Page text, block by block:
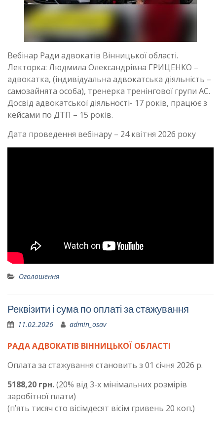
Вебінар Ради адвокатів Вінницької області.
Лекторка: Людмила Олександрівна ГРИЦЕНКО –
адвокатка, (індивідуальна адвокатська діяльність –
самозайнята особа), тренерка тренінгової групи АС.
Досвід адвокатської діяльності- 17 років, працює з
кейсами по ДТП – 15 років.
Дата проведення вебінару – 24 квітня 2026 року
Оголошення
Реквізити і сума по оплаті за стажування
11.02.2026 admin_osav
РАДА АДВОКАТІВ ВІННИЦЬКОЇ ОБЛАСТІ
Оплата за стажування становить з 01 січня 2026 р.
5188,20 грн.(20% від 3-х мінімальних розмірів
заробітної плати)
(п’ять тисяч сто вісімдесят вісім гривень 20 коп.)